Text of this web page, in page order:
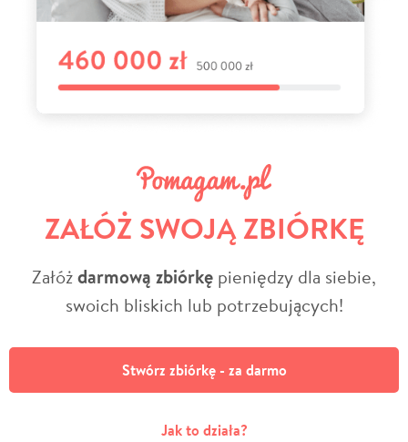
ZAŁÓŻ SWOJĄ ZBIÓRKĘ
Załóżdarmową zbiórkę pieniędzy dla siebie,
swoich bliskich lub potrzebujących!
Stwórz zbiórkę - za darmo
Jak to działa?